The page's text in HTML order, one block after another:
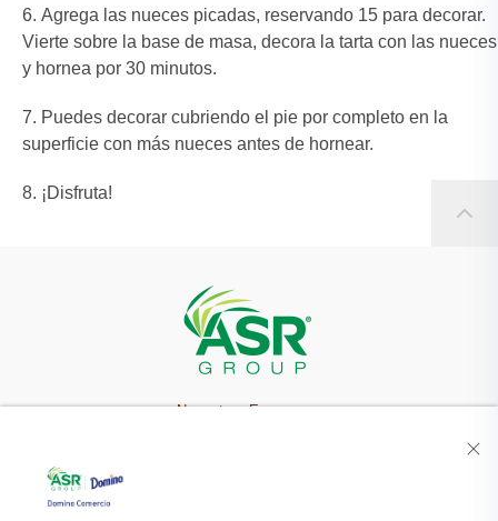
Agrega las nueces picadas, reservando 15 para decorar.
Vierte sobre la base de masa, decora la tarta con las nueces
y hornea por 30 minutos.
Puedes decorar cubriendo el pie por completo en la
superficie con más nueces antes de hornear.
¡Disfruta!
Nuestra Empresa